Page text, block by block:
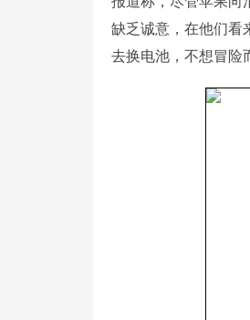
缺乏诚意，在他们看
去换电池，不想冒险